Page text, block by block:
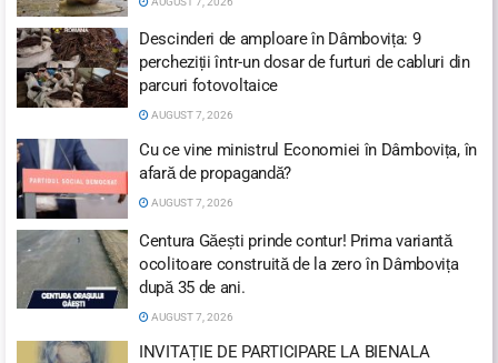
Descinderi de amploare în Dâmbovița: 9
percheziții într-un dosar de furturi de cabluri din
parcuri fotovoltaice
AUGUST 7, 2026
Cu ce vine ministrul Economiei în Dâmbovița, în
afară de propagandă?
AUGUST 7, 2026
Centura Găești prinde contur! Prima variantă
ocolitoare construită de la zero în Dâmbovița
după 35 de ani.
AUGUST 7, 2026
INVITAȚIE DE PARTICIPARE LA BIENALA